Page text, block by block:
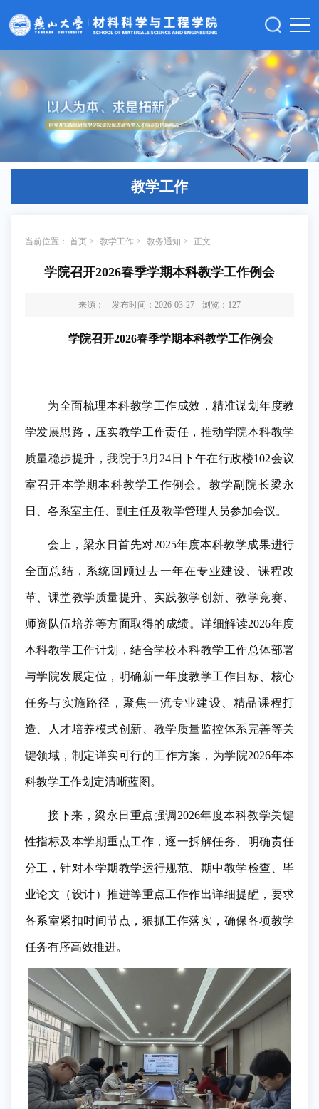
教学工作
当前位置： 首页 > 教学工作 > 教务通知 > 正文
学院召开2026春季学期本科教学工作例会
来源： 发布时间：2026-03-27 浏览： 127
学院召开2026春季学期本科教学工作例会
为全面梳理本科教学工作成效，精准谋划年度教
学发展思路，压实教学工作责任，推动学院本科教学
质量稳步提升，我院于3月24日下午在行政楼102会议
室召开本学期本科教学工作例会。 教学副院长梁永
日、 各系室主任、副主任及教学管理人员参加会议。
会上， 梁永日首先对2025年度本科教学成果进行
全面总结，系统回顾过去一年在专业建设、课程改
革、课堂教学质量提升、实践教学创新、教学竞赛、
师资队伍培养等方面取得的成绩。详细解读2026年度
本科教学工作计划，结合学校本科教学工作总体部署
与学院发展定位，明确新一年度教学工作目标、核心
任务与实施路径，聚焦一流专业建设、精品课程打
造、人才培养模式创新、教学质量监控体系完善等关
键领域，制定详实可行的工作方案，为学院2026年本
科教学工作划定清晰蓝图。
接下来，梁永日 重点强调 2026年度本科教学关键
性指标及本学期重点工作，逐一拆解任务、明确责任
分工，针对本学期教学运行规范、期中教学检查、毕
业论文（设计）推进等重点工作作出详细提醒，要求
各系室紧扣时间节点，狠抓工作落实，确保各项教学
任务有序高效推进。